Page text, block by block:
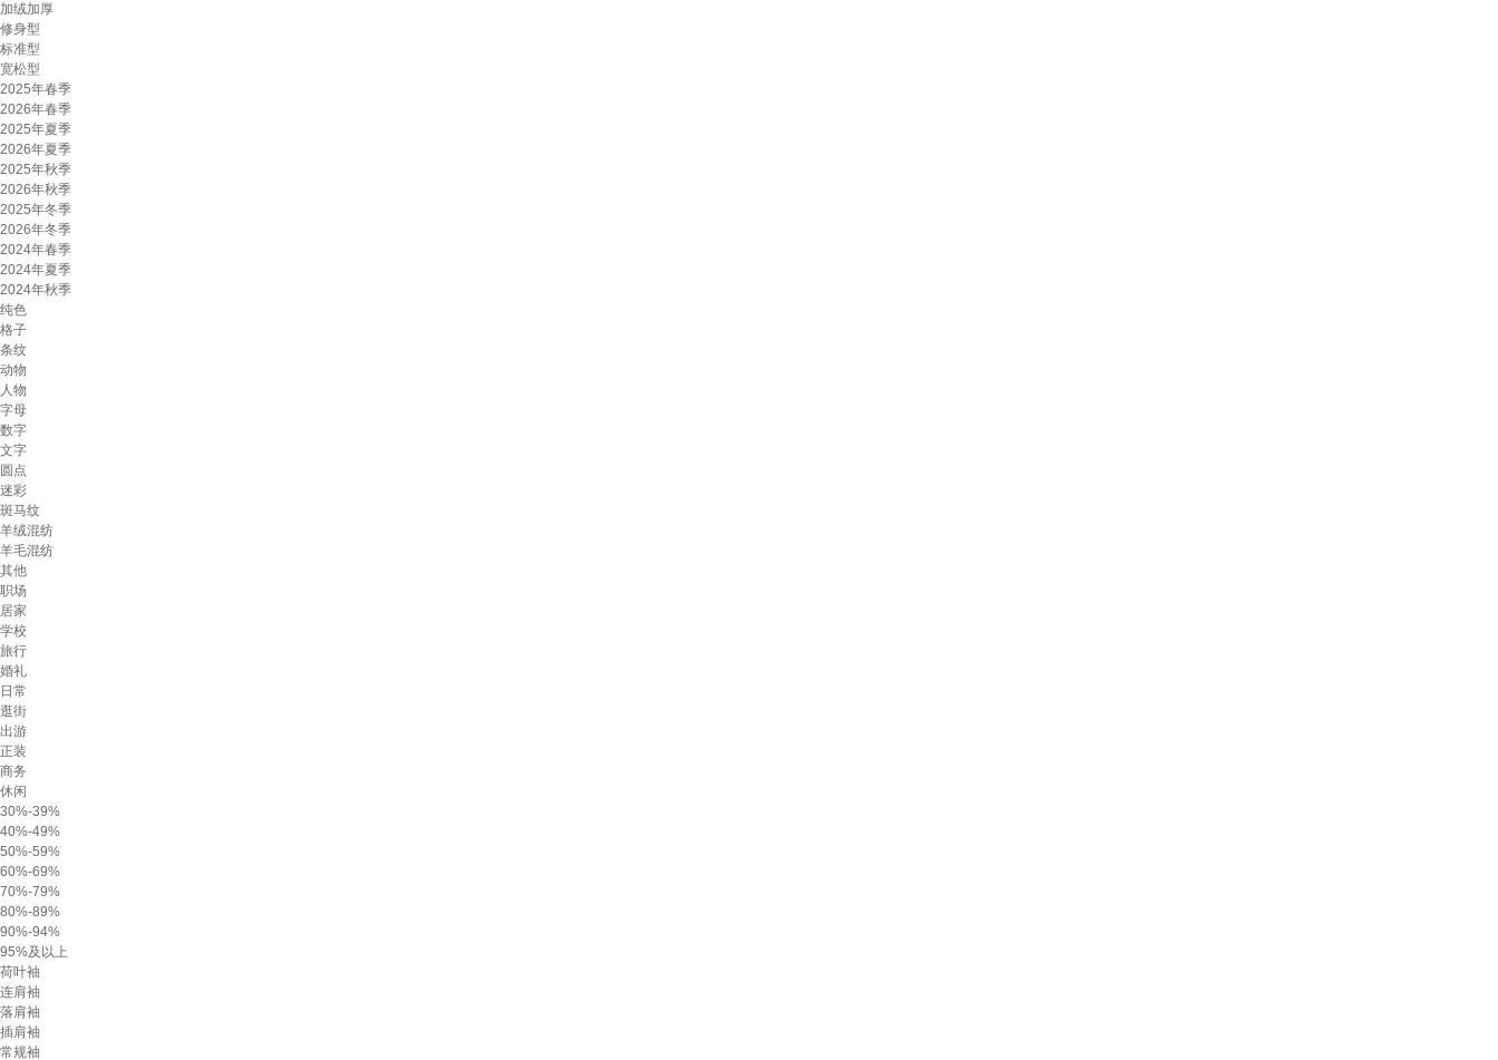
加绒加厚
修身型
标准型
宽松型
2025年春季
2026年春季
2025年夏季
2026年夏季
2025年秋季
2026年秋季
2025年冬季
2026年冬季
2024年春季
2024年夏季
2024年秋季
纯色
格子
条纹
动物
人物
字母
数字
文字
圆点
迷彩
斑马纹
羊绒混纺
羊毛混纺
其他
职场
居家
学校
旅行
婚礼
日常
逛街
出游
正装
商务
休闲
30%-39%
40%-49%
50%-59%
60%-69%
70%-79%
80%-89%
90%-94%
95%及以上
荷叶袖
连肩袖
落肩袖
插肩袖
常规袖